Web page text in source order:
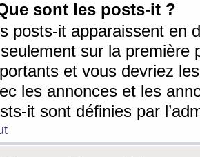
sont les posts-it ?
posts-it apparaissent en
sur la première
et vous devriez
les annonces et les
it sont définies par